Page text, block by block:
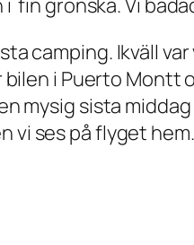
camping. Ikväll var
i Puerto
mysig sista
vi ses på flyget hem.